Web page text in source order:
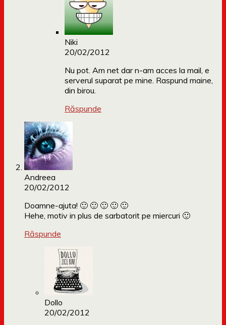
Niki
20/02/2012
Nu pot. Am net dar n-am acces la mail, e
serverul suparat pe mine. Raspund maine,
din birou.
Răspunde
Andreea
20/02/2012
Doamne-ajuta! 🙂 🙂 🙂 🙂 🙂
Hehe, motiv in plus de sarbatorit pe miercuri 🙂
Răspunde
Dollo
20/02/2012